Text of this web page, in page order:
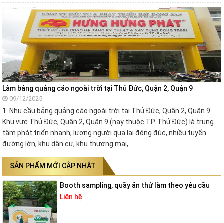
Làm bảng quảng cáo ngoài trời tại Thủ Đức, Quận 2, Quận 9
09/12/2025
1. Nhu cầu bảng quảng cáo ngoài trời tại Thủ Đức, Quận 2, Quận 9
Khu vực Thủ Đức, Quận 2, Quận 9 (nay thuộc TP. Thủ Đức) là trung
tâm phát triển nhanh, lượng người qua lại đông đúc, nhiều tuyến
đường lớn, khu dân cư, khu thương mại,…
SẢN PHẨM MỚI CẬP NHẬT
Booth sampling, quầy ăn thử làm theo yêu cầu
Liên hệ